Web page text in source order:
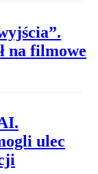
na filmowe
ulec